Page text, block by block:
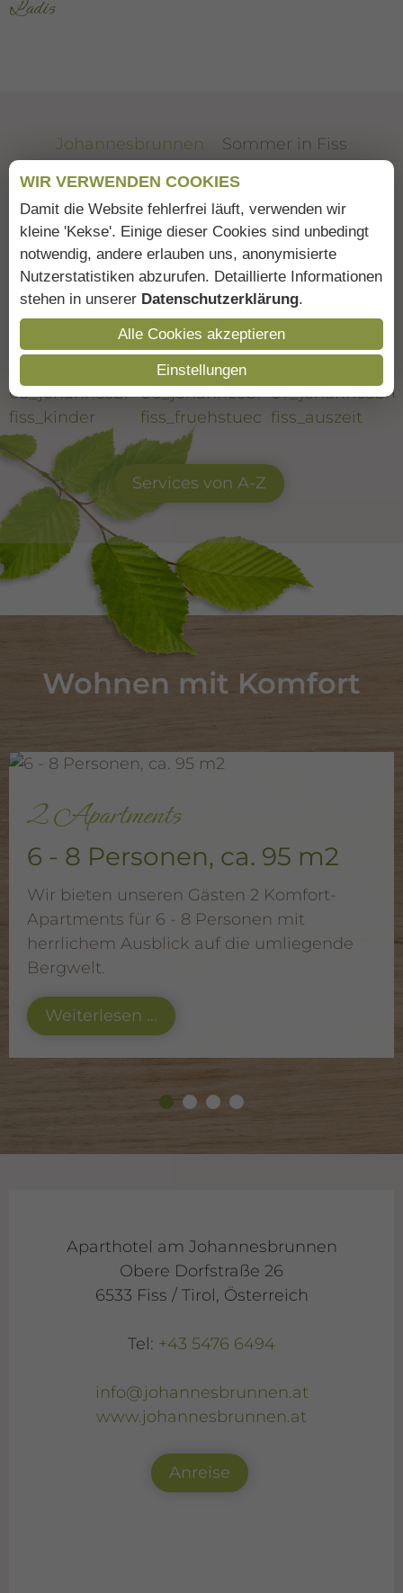
Ladis
Johannesbrunnen Sommer in Fiss
Familienurlaub Wintervergnügen
Apartments & Doppelzimmer
Services von A-Z
Wohnen mit Komfort
2 Apartments
6 - 8 Personen, ca. 95 m2
Wir bieten unseren Gästen 2 Komfort-
Apartments für 6 - 8 Personen mit
herrlichem Ausblick auf die umliegende
Bergwelt.
Weiterlesen ...
Aparthotel am Johannesbrunnen
Obere Dorfstraße 26
6533 Fiss / Tirol, Österreich
Tel: +43 5476 6494
info@johannesbrunnen.at
www.johannesbrunnen.at
Anreise
WIR VERWENDEN COOKIES
Damit die Website fehlerfrei läuft, verwenden wir
kleine 'Kekse'. Einige dieser Cookies sind unbedingt
notwendig, andere erlauben uns, anonymisierte
Nutzerstatistiken abzurufen. Detaillierte Informationen
stehen in unserer Datenschutzerklärung.
Alle Cookies akzeptieren
Einstellungen